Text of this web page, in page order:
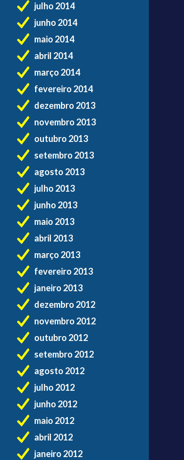
julho 2014
junho 2014
maio 2014
abril 2014
março 2014
fevereiro 2014
dezembro 2013
novembro 2013
outubro 2013
setembro 2013
agosto 2013
julho 2013
junho 2013
maio 2013
abril 2013
março 2013
fevereiro 2013
janeiro 2013
dezembro 2012
novembro 2012
outubro 2012
setembro 2012
agosto 2012
julho 2012
junho 2012
maio 2012
abril 2012
janeiro 2012